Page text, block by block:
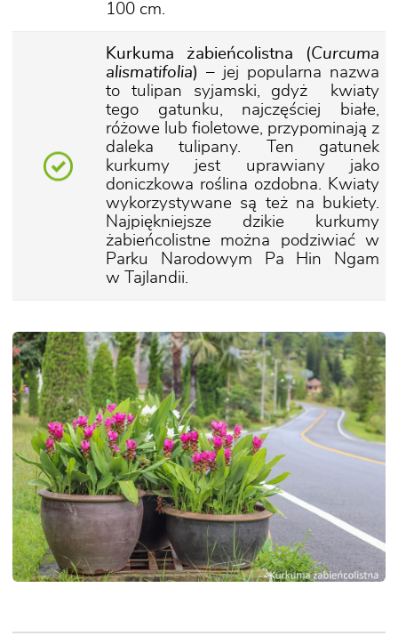
100 cm.
Kurkuma żabieńcolistna (Curcuma
alismatifolia) – jej popularna nazwa
to tulipan syjamski, gdyż kwiaty
tego gatunku, najczęściej białe,
różowe lub fioletowe, przypominają z
daleka tulipany. Ten gatunek
kurkumy jest uprawiany jako
doniczkowa roślina ozdobna. Kwiaty
wykorzystywane są też na bukiety.
Najpiękniejsze dzikie kurkumy
żabieńcolistne można podziwiać w
Parku Narodowym Pa Hin Ngam
w Tajlandii.